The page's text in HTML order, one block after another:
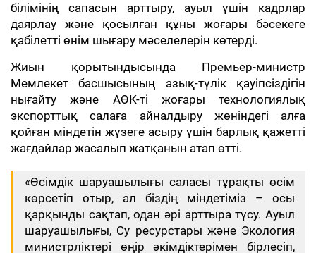
білімінің сапасын арттыру, ауыл үшін кадрлар
даярлау және қосылған құны жоғары бәсекеге
қабілетті өнім шығару мәселелерін көтерді.
Жиын қорытындысында Премьер-министр
Мемлекет басшысының азық-түлік қауіпсіздігін
нығайту және АӨК-ті жоғары технологиялық
экспорттық салаға айналдыру жөніндегі алға
қойған міндетін жүзеге асыру үшін барлық қажетті
жағдайлар жасалып жатқанын атап өтті.
«Өсімдік шаруашылығы саласы тұрақты өсім
көрсетіп отыр, ал біздің міндетіміз – осы
қарқынды сақтап, одан әрі арттыра түсу. Ауыл
шаруашылығы, Су ресурстары және Экология
министрліктері өңір әкімдіктерімен бірлесіп,